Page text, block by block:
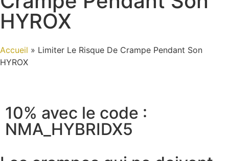
HYROX
Accueil » Limiter Le Risque De Crampe Pendant Son
HYROX
10% avec le code :
NMA_HYBRIDX5